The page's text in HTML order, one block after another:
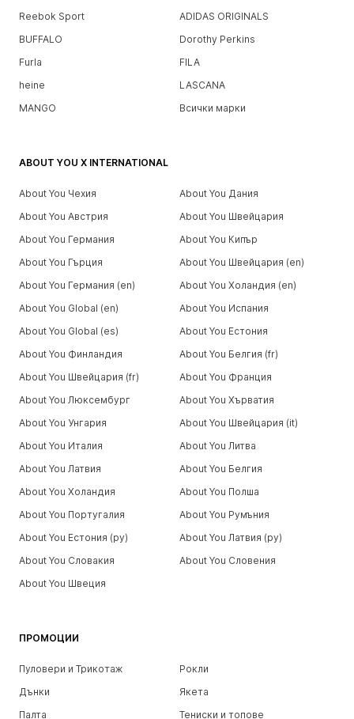
Reebok Sport
ADIDAS ORIGINALS
BUFFALO
Dorothy Perkins
Furla
FILA
heine
LASCANA
MANGO
Всички марки
ПРОМОЦИИ
Пуловери и Трикотаж
Рокли
Дънки
Якета
Палта
Тениски и топове
ABOUT YOU X INTERNATIONAL
About You Чехия
About You Дания
About You Австрия
About You Швейцария
About You Германия
About You Кипър
About You Гърция
About You Швейцария (en)
About You Германия (en)
About You Холандия (en)
About You Global (en)
About You Испания
About You Global (es)
About You Естония
About You Финландия
About You Белгия (fr)
About You Швейцария (fr)
About You Франция
About You Люксембург
About You Хърватия
About You Унгария
About You Швейцария (it)
About You Италия
About You Литва
About You Латвия
About You Белгия
About You Холандия
About You Полша
About You Португалия
About You Румъния
About You Естония (ру)
About You Латвия (ру)
About You Словакия
About You Словения
About You Швеция